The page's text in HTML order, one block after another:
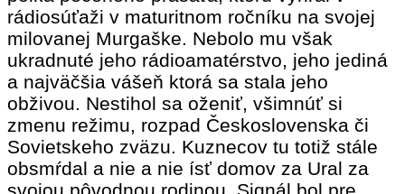
rádiosúťaži v maturitnom ročníku na svojej
milovanej Murgaške. Nebolo mu však
ukradnuté jeho rádioamatérstvo, jeho jediná
a najväčšia vášeň ktorá sa stala jeho
obživou. Nestihol sa oženiť, všimnúť si
zmenu režimu, rozpad Československa či
Sovietskeho zväzu. Kuznecov tu totiž stále
obsmŕdal a nie a nie ísť domov za Ural za